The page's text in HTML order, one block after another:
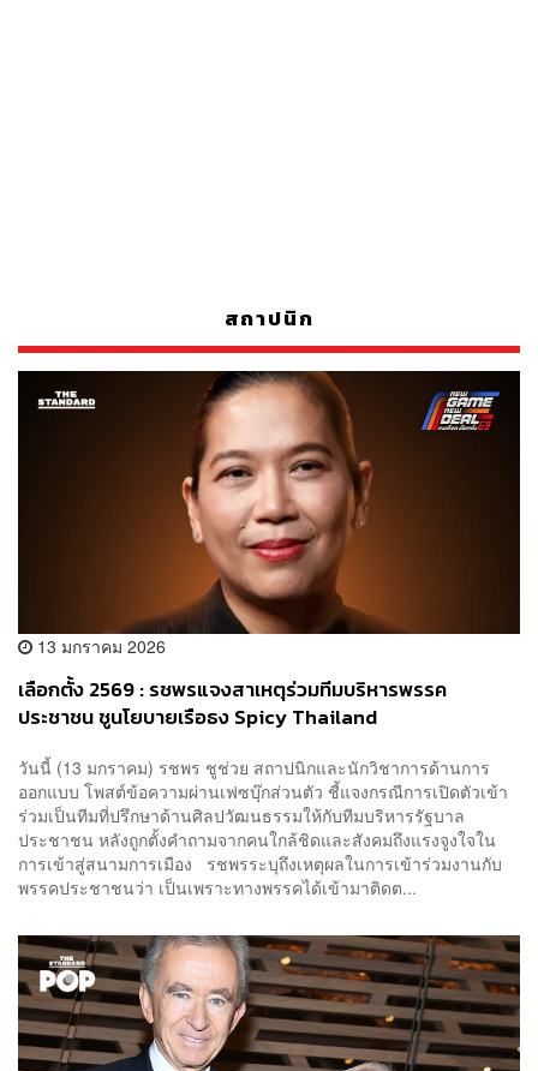
สถาปนิก
13 มกราคม 2026
เลือกตั้ง 2569 : รชพรแจงสาเหตุร่วมทีมบริหารพรรค
ประชาชน ชูนโยบายเรือธง Spicy Thailand
วันนี้ (13 มกราคม) รชพร ชูช่วย สถาปนิกและนักวิชาการด้านการ
ออกแบบ โพสต์ข้อความผ่านเฟซบุ๊กส่วนตัว ชี้แจงกรณีการเปิดตัวเข้า
ร่วมเป็นทีมที่ปรึกษาด้านศิลปวัฒนธรรมให้กับทีมบริหารรัฐบาล
ประชาชน หลังถูกตั้งคำถามจากคนใกล้ชิดและสังคมถึงแรงจูงใจใน
การเข้าสู่สนามการเมือง รชพรระบุถึงเหตุผลในการเข้าร่วมงานกับ
พรรคประชาชนว่า เป็นเพราะทางพรรคได้เข้ามาติดต...